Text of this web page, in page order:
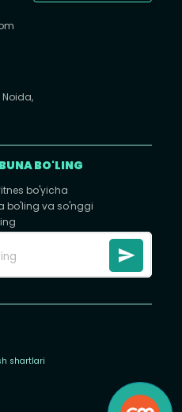
Noida,
BO'LING
bo'yicha
bo'ling va so'nggi
shartlari